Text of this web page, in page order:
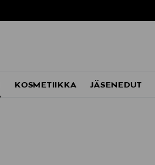
KOSMETIIKKA JÄSENEDUT